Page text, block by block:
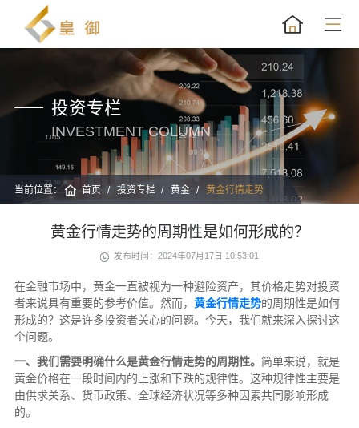
投资专栏
INVESTMENT COLUMN
当前位置： 首页 投资专栏 黄金 黄金行情走势
黄金行情走势的周期性是如何形成的？
发布时间：2024年07月17日 10:53:01
在金融市场中，黄金一直被视为一种避险资产，其价格走势对投资
者来说具有重要的参考价值。然而， 黄金行情走势的周期性是如何
形成的？这是许多投资者关心的问题。今天，我们就来深入探讨这
个问题。
一、我们需要明确什么是黄金行情走势的周期性。 简单来说，就是
黄金价格在一段时间内的上涨和下跌的规律性。这种规律性主要是
由供求关系、货币政策、全球经济状况等多种因素共同影响形成
的。